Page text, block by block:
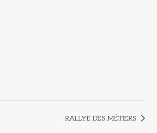
RALLYE DES MÉTIERS